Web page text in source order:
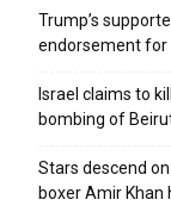
Trump’s
endorsement for
Israel claims to
bombing of
Stars descend
boxer Amir